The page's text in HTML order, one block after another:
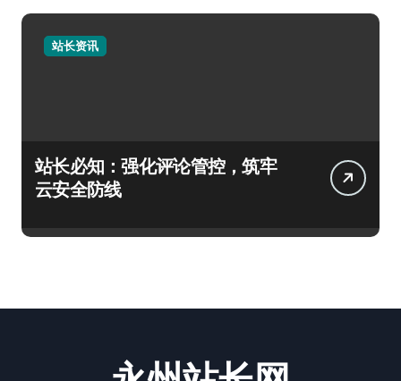
站长资讯
站长必知：强化评论管控，筑牢
云安全防线